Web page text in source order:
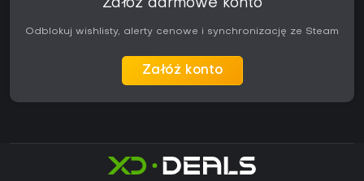
Załóż darmowe konto
Odblokuj wishlisty, alerty cenowe i synchronizację ze Steam
Załóż konto